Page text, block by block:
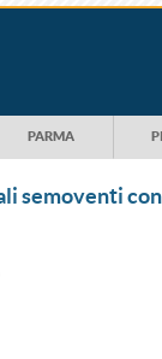
PARMA
semoventi